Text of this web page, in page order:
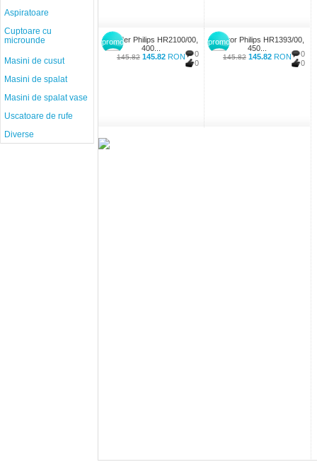
promo
0
0
Blender Philips HR2100/00,
400...
145.82 145.82 RON
promo
0
0
Tocator Philips HR1393/00,
450...
145.82 145.82 RON
Aspiratoare
Cuptoare cu
microunde
Masini de cusut
Masini de spalat
Masini de spalat vase
Uscatoare de rufe
Diverse